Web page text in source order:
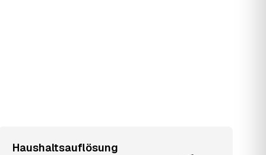
Haushaltsauflösung